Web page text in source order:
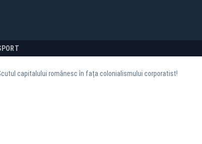
capitalului românesc în fața colonialismului corporatist!